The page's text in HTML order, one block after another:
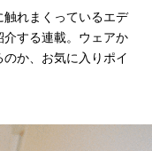
触れまくっているエデ
介する連載。ウェアか
か、お気に入りポイ